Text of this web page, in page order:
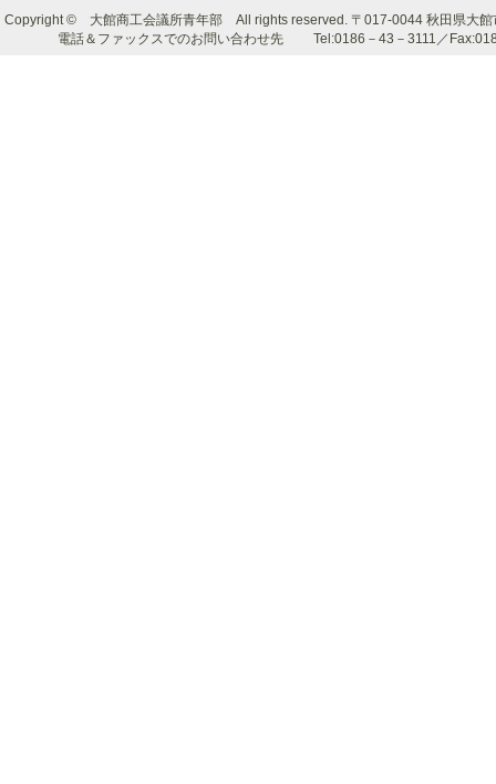
Copyright © 大館商工会議所青年部 All rights reserved. 〒017-0044 秋田県大
電話＆ファックスでのお問い合わせ先 Tel:0186－43－3111／